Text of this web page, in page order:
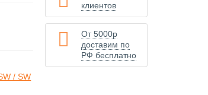
/ SW
клиентов
От 5000р
доставим по
РФ бесплатно